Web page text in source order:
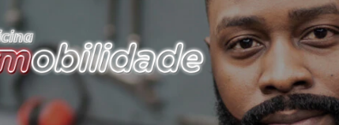
Todos
Trânsito
Todos
Dia a dia
Empreender
Se divertir